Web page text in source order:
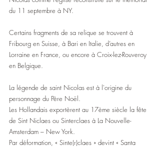
du 11 septembre à NY.
Certains fragments de sa relique se trouvent à
Fribourg en Suisse, à Bari en Italie, d’autres en
Lorraine en France, ou encore à Croix-lez-Rouveroy
en Belgique.
La légende de saint Nicolas est à l'origine du
personnage du Père Noël.
Les Hollandais exportèrent au 17ème siècle la fête
de Sint Niclaes ou Sinterclaes à La Nouvelle-
Amsterdam – New York.
Par déformation, « Sinte(r)claes » devint « Santa